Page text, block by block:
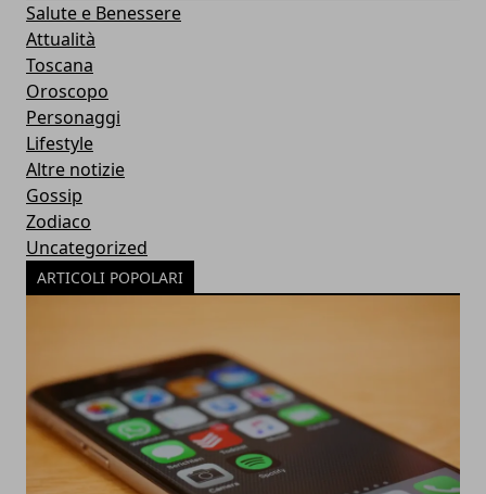
Salute e Benessere
Attualità
Toscana
Oroscopo
Personaggi
Lifestyle
Altre notizie
Gossip
Zodiaco
Uncategorized
ARTICOLI POPOLARI